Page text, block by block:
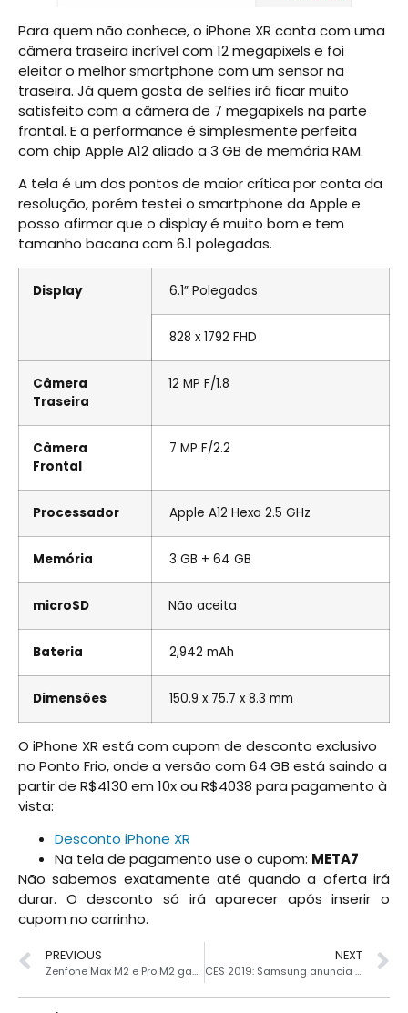
Para quem não conhece, o iPhone XR conta com uma
câmera traseira incrível com 12 megapixels e foi
eleitor o melhor smartphone com um sensor na
traseira. Já quem gosta de selfies irá ficar muito
satisfeito com a câmera de 7 megapixels na parte
frontal. E a performance é simplesmente perfeita
com chip Apple A12 aliado a 3 GB de memória RAM.
A tela é um dos pontos de maior crítica por conta da
resolução, porém testei o smartphone da Apple e
posso afirmar que o display é muito bom e tem
tamanho bacana com 6.1 polegadas.
Display 6.1” Polegadas
828 x 1792 FHD
Câmera
Traseira
12 MP F/1.8
Câmera
Frontal
7 MP F/2.2
Processador Apple A12 Hexa 2.5 GHz
Memória 3 GB + 64 GB
microSD Não aceita
Bateria 2,942 mAh
Dimensões 150.9 x 75.7 x 8.3 mm
O iPhone XR está com cupom de desconto exclusivo
no Ponto Frio, onde a versão com 64 GB está saindo a
partir de R$4130 em 10x ou R$4038 para pagamento à
vista:
Desconto iPhone XR
Na tela de pagamento use o cupom: META7
Não sabemos exatamente até quando a oferta irá
durar. O desconto só irá aparecer após inserir o
cupom no carrinho.
PREVIOUS
Zenfone Max M2 e Pro M2 ganham nova atualização
NEXT
CES 2019: Samsung anuncia novo notebook gamer da linha Odyssey